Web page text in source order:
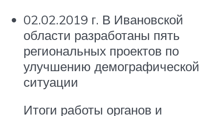
02.02.2019 г. В Ивановской
области разработаны пять
региональных проектов по
улучшению демографической
ситуации
Итоги работы органов и